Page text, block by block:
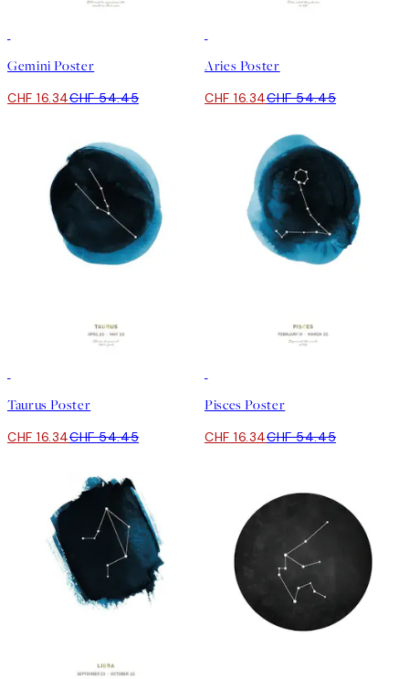
Gemini Poster
CHF 16.34CHF 54.45
Aries Poster
CHF 16.34CHF 54.45
Taurus Poster
CHF 16.34CHF 54.45
Pisces Poster
CHF 16.34CHF 54.45